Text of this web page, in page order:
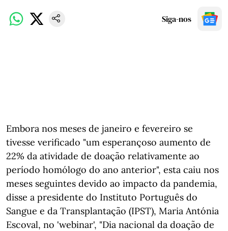
Siga-nos
Embora nos meses de janeiro e fevereiro se
tivesse verificado "um esperançoso aumento de
22% da atividade de doação relativamente ao
período homólogo do ano anterior", esta caiu nos
meses seguintes devido ao impacto da pandemia,
disse a presidente do Instituto Português do
Sangue e da Transplantação (IPST), Maria Antónia
Escoval, no 'webinar', "Dia nacional da doação de